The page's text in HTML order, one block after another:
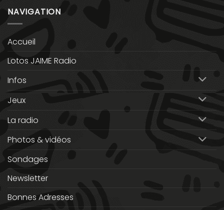
NAVIGATION
Accueil
Lotos JAIME Radio
Infos
Jeux
La radio
Photos & vidéos
Sondages
Newsletter
Bonnes Adresses